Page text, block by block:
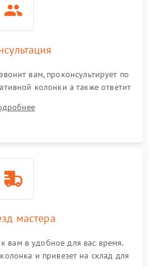
вам, проконсультирует по
колонки а также ответит
мастера
вам в удобное для вас время.
и привезет на склад для